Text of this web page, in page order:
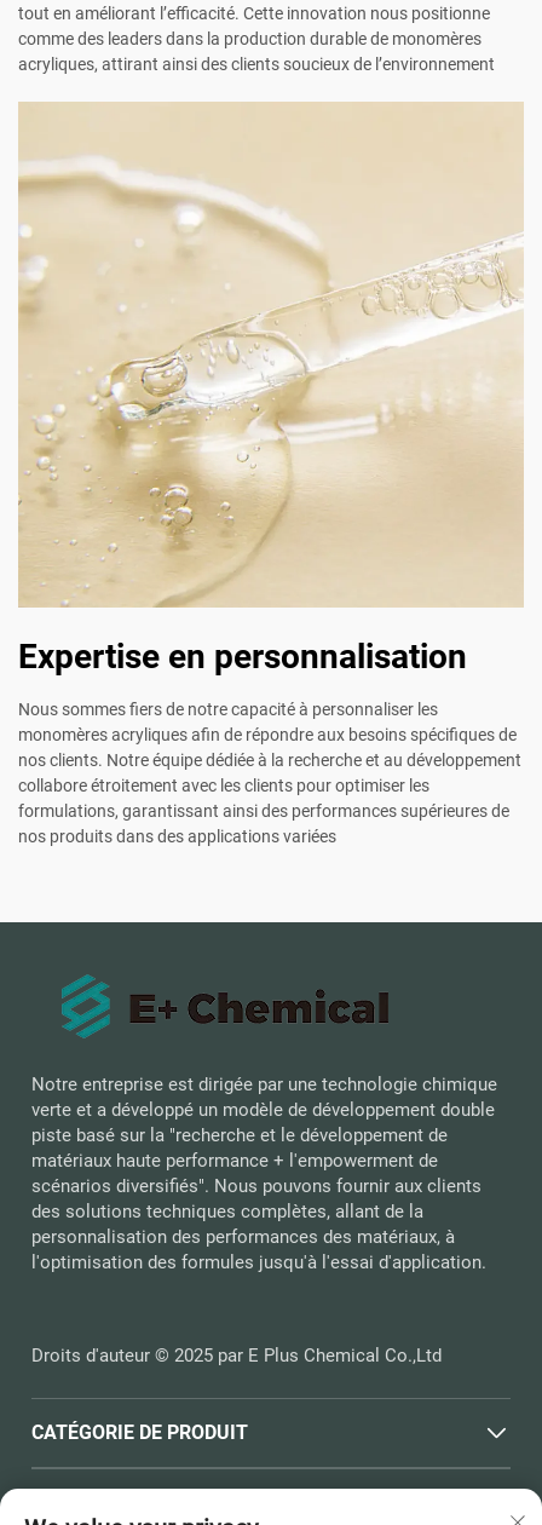
tout en améliorant l’efficacité. Cette innovation nous positionne
comme des leaders dans la production durable de monomères
acryliques, attirant ainsi des clients soucieux de l’environnement
Expertise en personnalisation
Nous sommes fiers de notre capacité à personnaliser les
monomères acryliques afin de répondre aux besoins spécifiques de
nos clients. Notre équipe dédiée à la recherche et au développement
collabore étroitement avec les clients pour optimiser les
formulations, garantissant ainsi des performances supérieures de
nos produits dans des applications variées
Notre entreprise est dirigée par une technologie chimique
verte et a développé un modèle de développement double
piste basé sur la "recherche et le développement de
matériaux haute performance + l'empowerment de
scénarios diversifiés". Nous pouvons fournir aux clients
des solutions techniques complètes, allant de la
personnalisation des performances des matériaux, à
l'optimisation des formules jusqu'à l'essai d'application.
Droits d'auteur © 2025 par E Plus Chemical Co.,Ltd
CATÉGORIE DE PRODUIT